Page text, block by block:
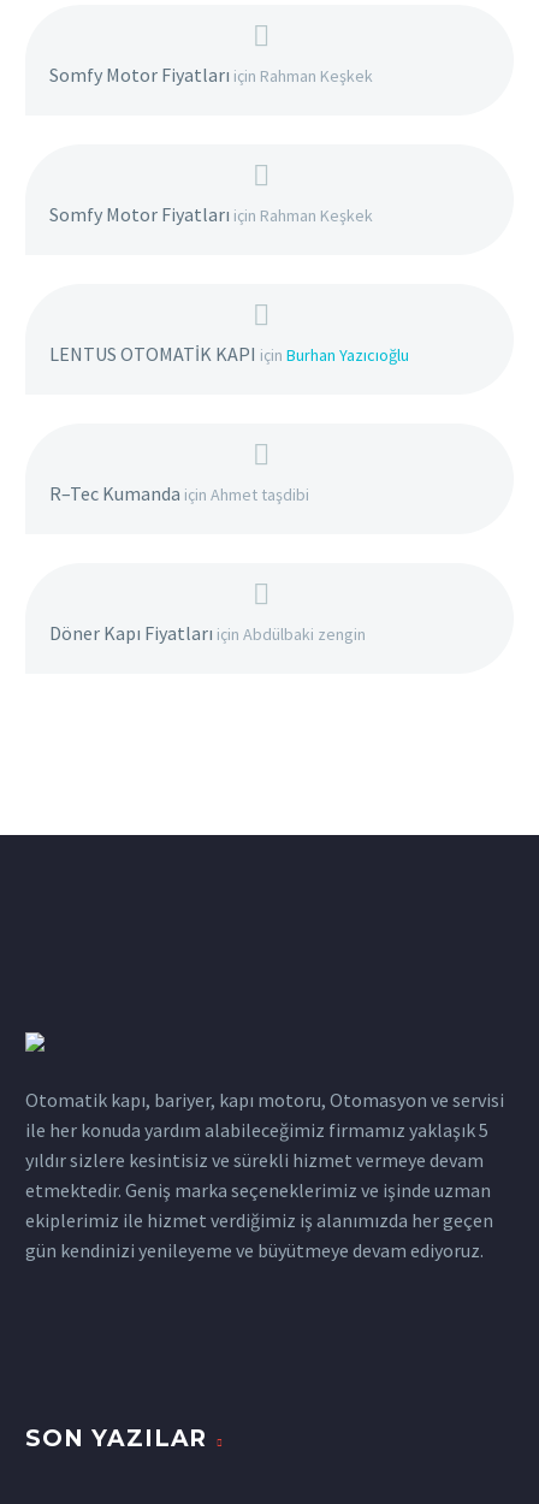
Somfy Motor Fiyatları için Rahman Keşkek
Somfy Motor Fiyatları için Rahman Keşkek
LENTUS OTOMATİK KAPI için Burhan Yazıcıoğlu
R–Tec Kumanda için Ahmet taşdibi
Döner Kapı Fiyatları için Abdülbaki zengin
Otomatik kapı, bariyer, kapı motoru, Otomasyon ve servisi
ile her konuda yardım alabileceğimiz firmamız yaklaşık 5
yıldır sizlere kesintisiz ve sürekli hizmet vermeye devam
etmektedir. Geniş marka seçeneklerimiz ve işinde uzman
ekiplerimiz ile hizmet verdiğimiz iş alanımızda her geçen
gün kendinizi yenileyeme ve büyütmeye devam ediyoruz.
SON YAZILAR